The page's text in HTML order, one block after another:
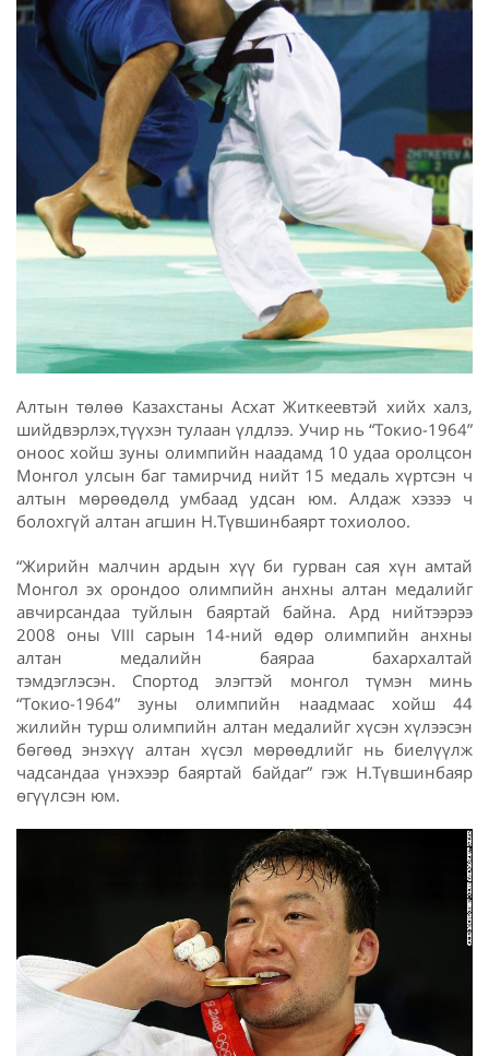
Алтын төлөө Казахстаны Асхат Житкеевтэй хийх халз,
шийдвэрлэх,түүхэн тулаан үлдлээ. Учир нь “Токио-1964”
оноос хойш зуны олимпийн наадамд 10 удаа оролцсон
Монгол улсын баг тамирчид нийт 15 медаль хүртсэн ч
алтын мөрөөдөлд умбаад удсан юм. Алдаж хэзээ ч
болохгүй алтан агшин Н.Түвшинбаярт тохиолоо.
“Жирийн малчин ардын хүү би гурван сая хүн амтай
Монгол эх орондоо олимпийн анхны алтан медалийг
авчирсандаа туйлын баяртай байна. Ард нийтээрээ
2008 оны VIII сарын 14-ний өдөр олимпийн анхны
алтан медалийн баяраа бахархалтай
тэмдэглэсэн. Спортод элэгтэй монгол түмэн минь
“Токио-1964” зуны олимпийн наадмаас хойш 44
жилийн турш олимпийн алтан медалийг хүсэн хүлээсэн
бөгөөд энэхүү алтан хүсэл мөрөөдлийг нь биелүүлж
чадсандаа үнэхээр баяртай байдаг” гэж Н.Түвшинбаяр
өгүүлсэн юм.